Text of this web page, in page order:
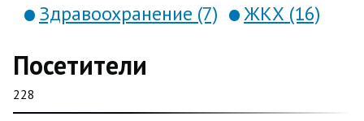
Здравоохранение (7)
ЖКХ (16)
Посетители
228